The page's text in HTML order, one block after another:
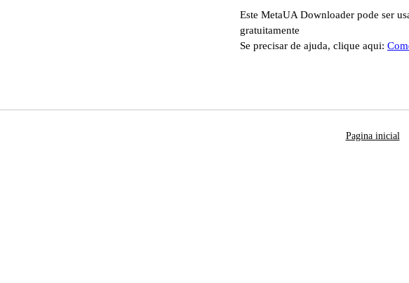
Este MetaUA Downloader pode ser
gratuitamente
Se precisar de ajuda, clique aqui:
Pagina inicial